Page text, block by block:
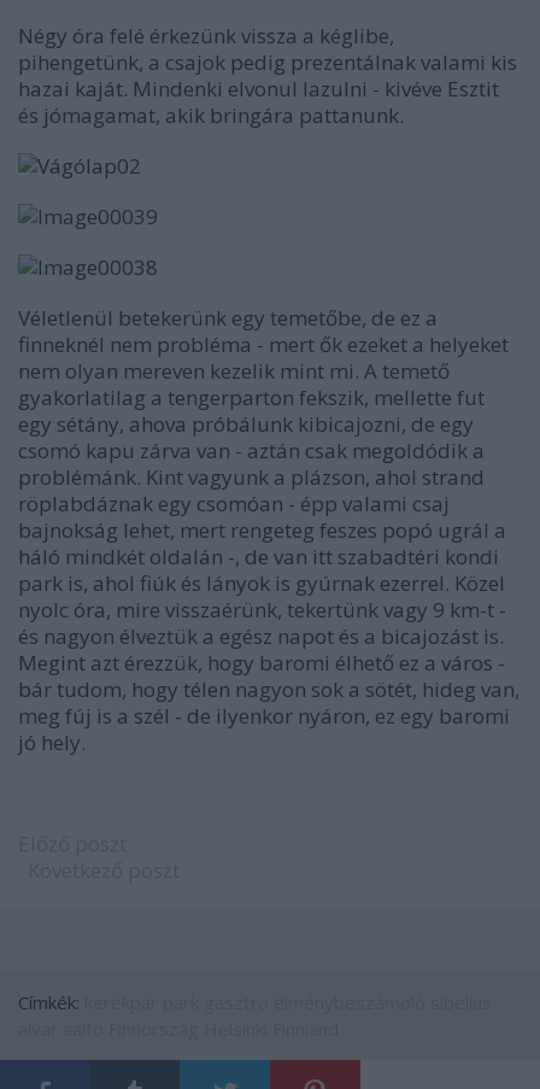
Négy óra felé érkezünk vissza a kéglibe,
pihengetünk, a csajok pedig prezentálnak valami kis
hazai kaját. Mindenki elvonul lazulni - kivéve Esztit
és jómagamat, akik bringára pattanunk.
Véletlenül betekerünk egy temetőbe, de ez a
finneknél nem probléma - mert ők ezeket a helyeket
nem olyan mereven kezelik mint mi. A temető
gyakorlatilag a tengerparton fekszik, mellette fut
egy sétány, ahova próbálunk kibicajozni, de egy
csomó kapu zárva van - aztán csak megoldódik a
problémánk. Kint vagyunk a plázson, ahol strand
röplabdáznak egy csomóan - épp valami csaj
bajnokság lehet, mert rengeteg feszes popó ugrál a
háló mindkét oldalán -, de van itt szabadtéri kondi
park is, ahol fiúk és lányok is gyúrnak ezerrel. Közel
nyolc óra, mire visszaérünk, tekertünk vagy 9 km-t -
és nagyon élveztük a egész napot és a bicajozást is.
Megint azt érezzük, hogy baromi élhető ez a város -
bár tudom, hogy télen nagyon sok a sötét, hideg van,
meg fúj is a szél - de ilyenkor nyáron, ez egy baromi
jó hely.
Címkék: